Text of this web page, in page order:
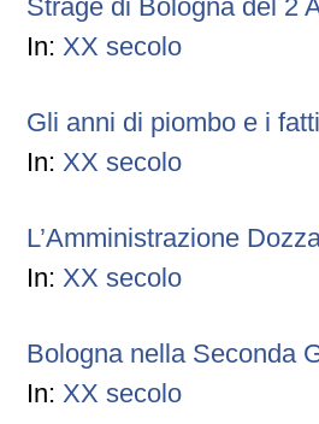
Strage di Bologna del 2
In: XX secolo
Gli anni di piombo e i
In: XX secolo
L’Amministrazione
In: XX secolo
Bologna nella Seconda
In: XX secolo